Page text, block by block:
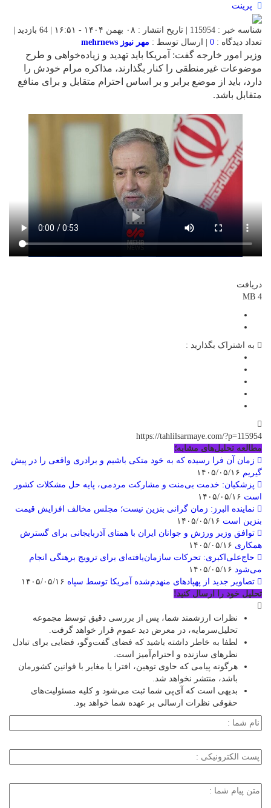
پرینت
شناسه خبر : 115954 | تاریخ انتشار : ۰۸ بهمن ۱۴۰۴ - ۱۶:۵۱ | 64 بازدید |
تعداد دیدگاه : 0 | ارسال توسط : مهر نیوز mehrnews
وزیر امور خارجه گفت: آمریکا باید تهدید و زیاده‌خواهی و طرح
موضوعات غیرمنطقی را کنار بگذارند، مذاکره مرام خودش را
دارد، باید از موضع برابر و بر اساس احترام متقابل و برای منافع
متقابل باشد.
دریافت
4 MB
به اشتراک بگذارید :
https://tahlilsarmaye.com/?p=115954
مطالعه تحلیل‌های مشابه؛
زمان آن فرا رسیده که به خود متکی باشیم و برادری واقعی را در پیش
گیریم
پزشکیان: خدمت بی‌منت و مشارکت مردمی، پایه حل مشکلات کشور
است
نماینده البرز: زمان گرانی بنزین نیست؛ مجلس مخالف افزایش قیمت
بنزین است
توافق وزیر ورزش و جوانان ایران با همتای آذربایجانی برای گسترش
همکاری
حاج‌علی‌اکبری: تحرکات سازمان‌یافته‌ای برای ترویج برهنگی انجام
می‌شود
تصاویر جدید از پهپادهای منهدم‌شده آمریکا توسط سپاه
تحلیل خود را ارسال کنید!
نظرات ارزشمند شما، پس از بررسی دقیق توسط مجموعه
تحلیل‌سرمایه، در معرض دید عموم قرار خواهد گرفت.
لطفا به خاطر داشته باشید که فضای گفت‌وگو، فضایی برای تبادل
نظرهای سازنده و احترام‌آمیز است.
هرگونه پیامی که حاوی توهین، افترا یا مغایر با قوانین کشورمان
باشد، منتشر نخواهد شد.
بدیهی است که آی‌پی شما ثبت می‌شود و کلیه مسئولیت‌های
حقوقی نظرات ارسالی بر عهده شما خواهد بود.